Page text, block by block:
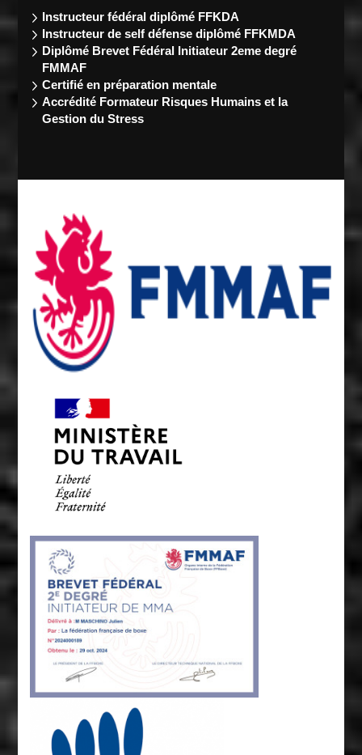
Instructeur fédéraldiplômé FFKDA
Instructeur de self défense diplômé FFKMDA
Diplômé Brevet Fédéral Initiateur 2eme degré
FMMAF
Certifié en préparation mentale
Accrédité Formateur Risques Humains et la
Gestion du Stress